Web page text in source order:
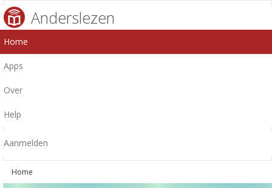
Anderslezen
Home
Apps
Over
Help
Aanmelden
Home